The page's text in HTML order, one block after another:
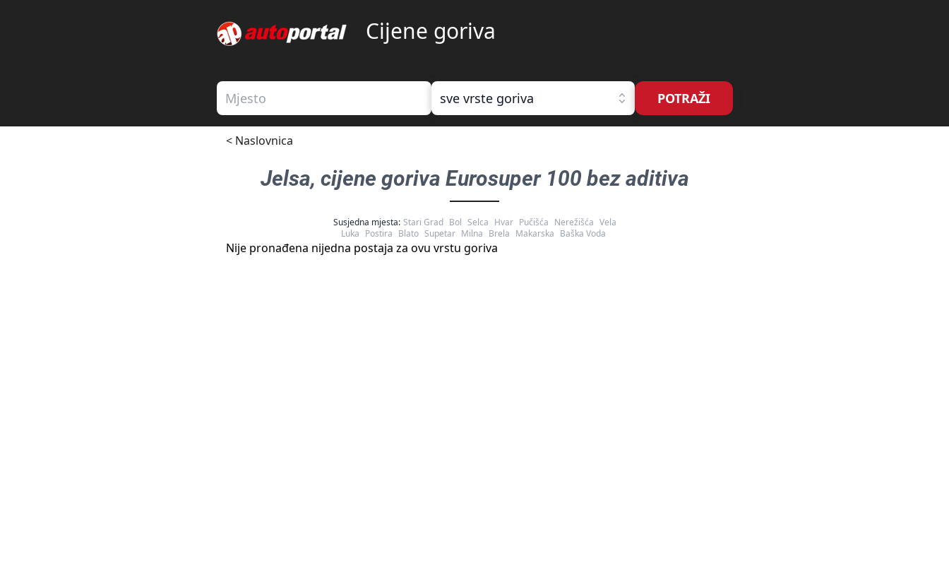
Cijene goriva
sve vrste goriva POTRAŽI
< Naslovnica
Jelsa, cijene goriva Eurosuper 100 bez aditiva
Susjedna mjesta: Stari Grad Bol Selca Hvar Pučišća Nerežišća Vela
Luka Postira Blato Supetar Milna Brela Makarska Baška Voda
Nije pronađena nijedna postaja za ovu vrstu goriva